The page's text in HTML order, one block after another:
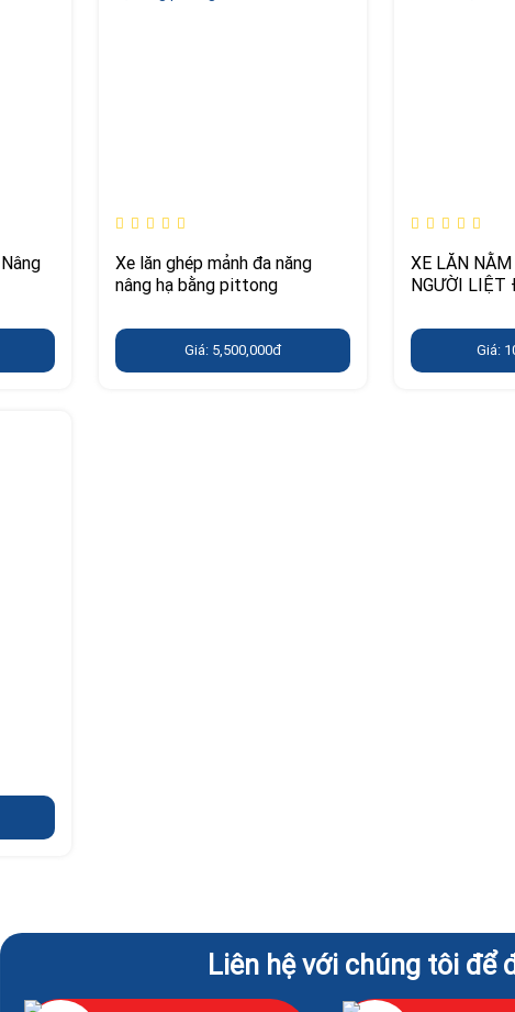
Xe lăn ghép mảnh đa năng
nâng hạ bằng pittong
Giá: 5,500,000đ
XE LĂN
NGƯỜI LIỆT
Giá:
Liên hệ với chúng tôi